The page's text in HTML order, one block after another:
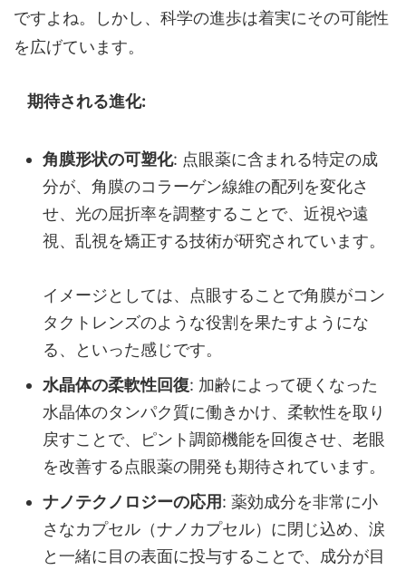
ですよね。しかし、科学の進歩は着実にその可能性
を広げています。
期待される進化:
角膜形状の可塑化: 点眼薬に含まれる特定の成
分が、角膜のコラーゲン線維の配列を変化さ
せ、光の屈折率を調整することで、近視や遠
視、乱視を矯正する技術が研究されています。
イメージとしては、点眼することで角膜がコン
タクトレンズのような役割を果たすようにな
る、といった感じです。
水晶体の柔軟性回復: 加齢によって硬くなった
水晶体のタンパク質に働きかけ、柔軟性を取り
戻すことで、ピント調節機能を回復させ、老眼
を改善する点眼薬の開発も期待されています。
ナノテクノロジーの応用: 薬効成分を非常に小
さなカプセル（ナノカプセル）に閉じ込め、涙
と一緒に目の表面に投与することで、成分が目